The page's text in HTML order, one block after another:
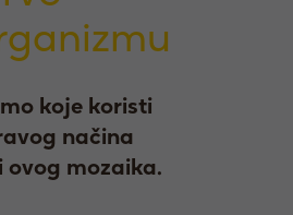
koje koristi
načina
ovog mozaika.